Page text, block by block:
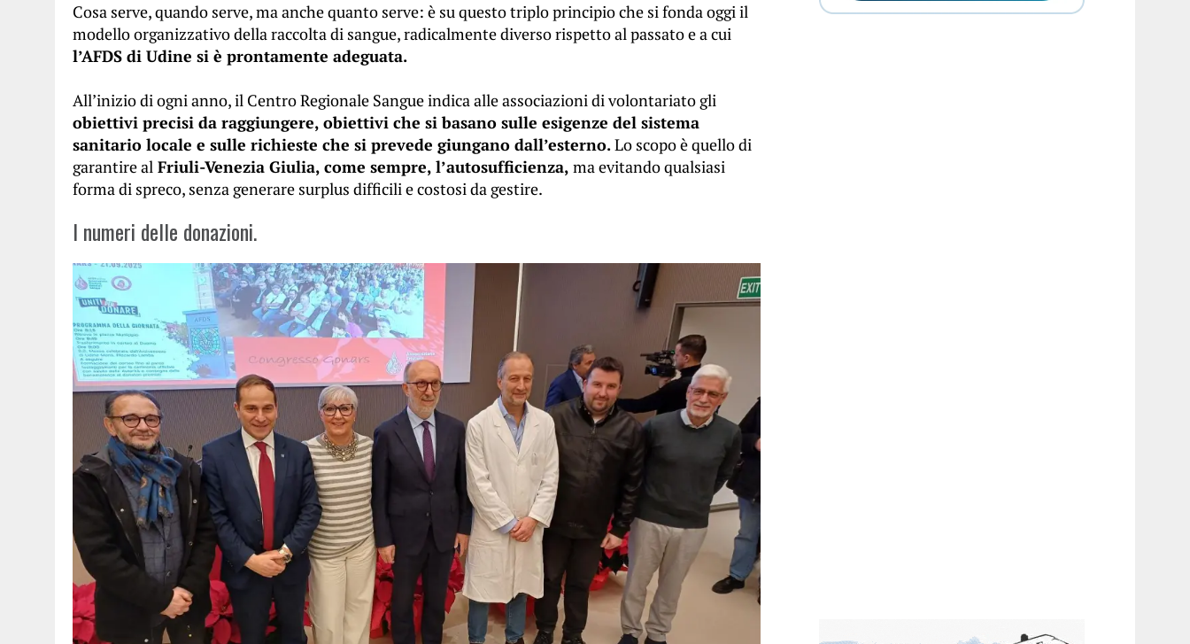
Cosa serve, quando serve, ma anche quanto serve: è su questo triplo principio che si fonda oggi il
modello organizzativo della raccolta di sangue, radicalmente diverso rispetto al passato e a cui
l’AFDS di Udine si è prontamente adeguata.
All’inizio di ogni anno, il Centro Regionale Sangue indica alle associazioni di volontariato gli
obiettivi precisi da raggiungere, obiettivi che si basano sulle esigenze del sistema
sanitario locale e sulle richieste che si prevede giungano dall’esterno.Lo scopo è quello di
garantire al Friuli-Venezia Giulia, come sempre, l’autosufficienza, ma evitando qualsiasi
forma di spreco, senza generare surplus difficili e costosi da gestire.
I numeri delle donazioni.